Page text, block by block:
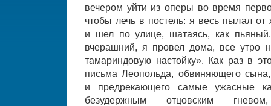
вечером уйти из оперы во время
чтобы лечь в постель: я весь пылал
и шел по улице, шатаясь, как
вчерашний, я провел дома, все утро
тамариндовую настойку». Как раз в
письма Леопольда, обвиняющего
и предрекающего самые ужасные
безудержным отцовским